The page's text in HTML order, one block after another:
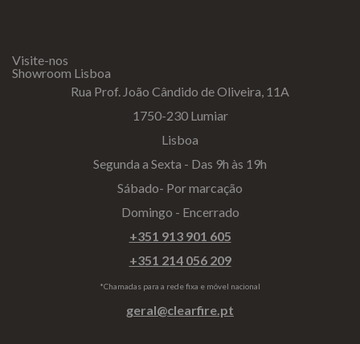
Visite-nos
Showroom Lisboa
Rua Prof. João Cândido de Oliveira, 11A
1750-230 Lumiar
Lisboa
Segunda a Sexta - Das 9h às 19h
Sábado- Por marcação
Domingo - Encerrado
+351 913 901 605
+351 214 056 209
*Chamadas para a rede fixa e móvel nacional
geral@clearfire.pt